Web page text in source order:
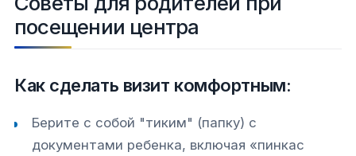
посещении центра
Как сделать визит комфортным:
Берите с собой "тиким" (папку) с
документами ребенка, включая «пинкас